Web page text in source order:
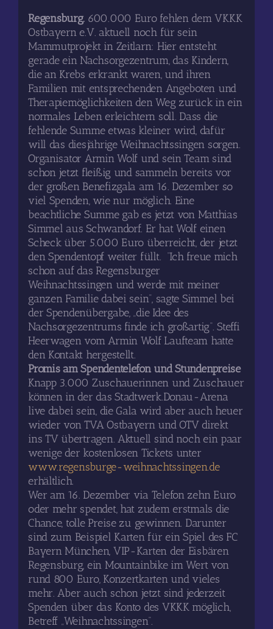
Regensburg. 600.000 Euro fehlen dem VKKK
Ostbayern e.V. aktuell noch für sein
Mammutprojekt in Zeitlarn: Hier entsteht
gerade ein Nachsorgezentrum, das Kindern,
die an Krebs erkrankt waren, und ihren
Familien mit entsprechenden Angeboten und
Therapiemöglichkeiten den Weg zurück in ein
normales Leben erleichtern soll. Dass die
fehlende Summe etwas kleiner wird, dafür
will das diesjährige Weihnachtssingen sorgen.
Organisator Armin Wolf und sein Team sind
schon jetzt fleißig und sammeln bereits vor
der großen Benefizgala am 16. Dezember so
viel Spenden, wie nur möglich. Eine
beachtliche Summe gab es jetzt von Matthias
Simmel aus Schwandorf. Er hat Wolf einen
Scheck über 5.000 Euro überreicht, der jetzt
den Spendentopf weiter füllt. “Ich freue mich
schon auf das Regensburger
Weihnachtssingen und werde mit meiner
ganzen Familie dabei sein”, sagte Simmel bei
der Spendenübergabe, „die Idee des
Nachsorgezentrums finde ich großartig“. Steffi
Heerwagen vom Armin Wolf Laufteam hatte
den Kontakt hergestellt.
Promis am Spendentelefon und Stundenpreise
Knapp 3.000 Zuschauerinnen und Zuschauer
können in der das Stadtwerk.Donau-Arena
live dabei sein, die Gala wird aber auch heuer
wieder von TVA Ostbayern und OTV direkt
ins TV übertragen. Aktuell sind noch ein paar
wenige der kostenlosen Tickets unter
www.regensburge-weihnachtssingen.de
erhältlich.
Wer am 16. Dezember via Telefon zehn Euro
oder mehr spendet, hat zudem erstmals die
Chance, tolle Preise zu gewinnen. Darunter
sind zum Beispiel Karten für ein Spiel des FC
Bayern München, VIP-Karten der Eisbären
Regensburg, ein Mountainbike im Wert von
rund 800 Euro, Konzertkarten und vieles
mehr. Aber auch schon jetzt sind jederzeit
Spenden über das Konto des VKKK möglich,
Betreff „Weihnachtssingen“.